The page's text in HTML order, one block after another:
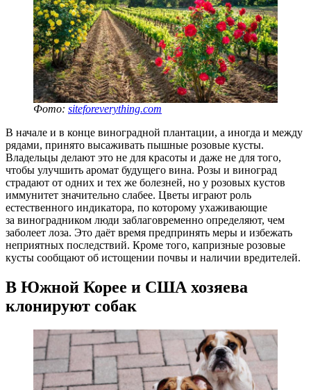
Фото: siteforeverything.com
В начале и в конце виноградной плантации, а иногда и между
рядами, принято высаживать пышные розовые кусты.
Владельцы делают это не для красоты и даже не для того,
чтобы улучшить аромат будущего вина. Розы и виноград
страдают от одних и тех же болезней, но у розовых кустов
иммунитет значительно слабее. Цветы играют роль
естественного индикатора, по которому ухаживающие
за виноградником люди заблаговременно определяют, чем
заболеет лоза. Это даёт время предпринять меры и избежать
неприятных последствий. Кроме того, капризные розовые
кусты сообщают об истощении почвы и наличии вредителей.
В Южной Корее и США хозяева
клонируют собак